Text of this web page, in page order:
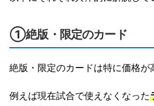
①絶版・限定のカード
絶版・限定のカードは特に価格が
例えば現在試合で使えなくなった